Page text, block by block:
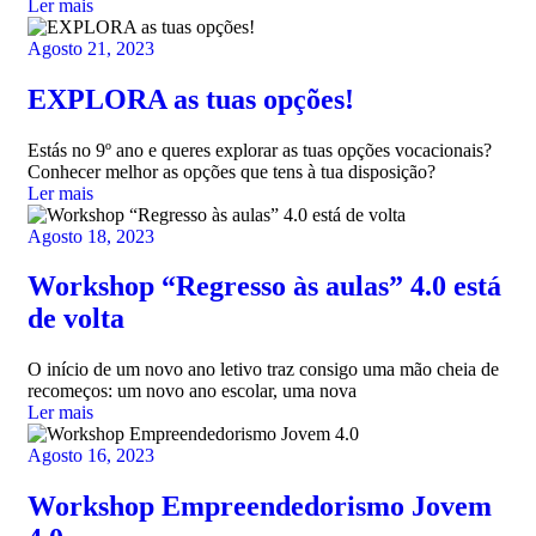
Ler mais
Agosto 21, 2023
EXPLORA as tuas opções!
Estás no 9º ano e queres explorar as tuas opções vocacionais?
Conhecer melhor as opções que tens à tua disposição?
Ler mais
Agosto 18, 2023
Workshop “Regresso às aulas” 4.0 está
de volta
O início de um novo ano letivo traz consigo uma mão cheia de
recomeços: um novo ano escolar, uma nova
Ler mais
Agosto 16, 2023
Workshop Empreendedorismo Jovem